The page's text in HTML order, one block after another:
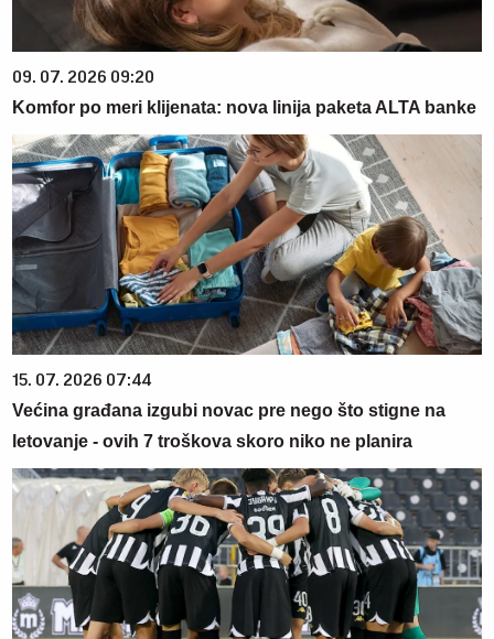
09. 07. 2026 09:20
Komfor po meri klijenata: nova linija paketa ALTA banke
15. 07. 2026 07:44
Većina građana izgubi novac pre nego što stigne na
letovanje - ovih 7 troškova skoro niko ne planira